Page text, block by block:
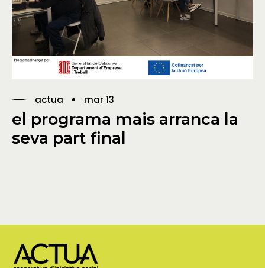
actua mar 13
el programa mais arranca la
seva part final